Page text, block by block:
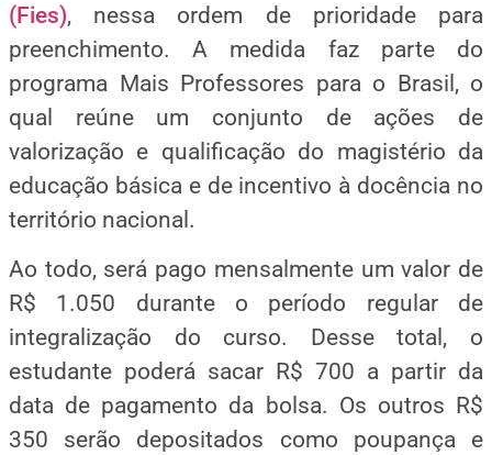
(Fies), nessa ordem de prioridade para
preenchimento. A medida faz parte do
programa Mais Professores para o Brasil, o
qual reúne um conjunto de ações de
valorização e qualificação do magistério da
educação básica e de incentivo à docência no
território nacional.
Ao todo, será pago mensalmente um valor de
R$ 1.050 durante o período regular de
integralização do curso. Desse total, o
estudante poderá sacar R$ 700 a partir da
data de pagamento da bolsa. Os outros R$
350 serão depositados como poupança e